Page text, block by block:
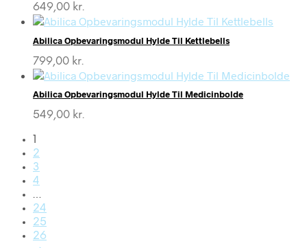
649,00 kr.
Abilica Opbevaringsmodul Hylde Til Kettlebells
799,00 kr.
Abilica Opbevaringsmodul Hylde Til Medicinbolde
549,00 kr.
1
2
3
4
…
24
25
26